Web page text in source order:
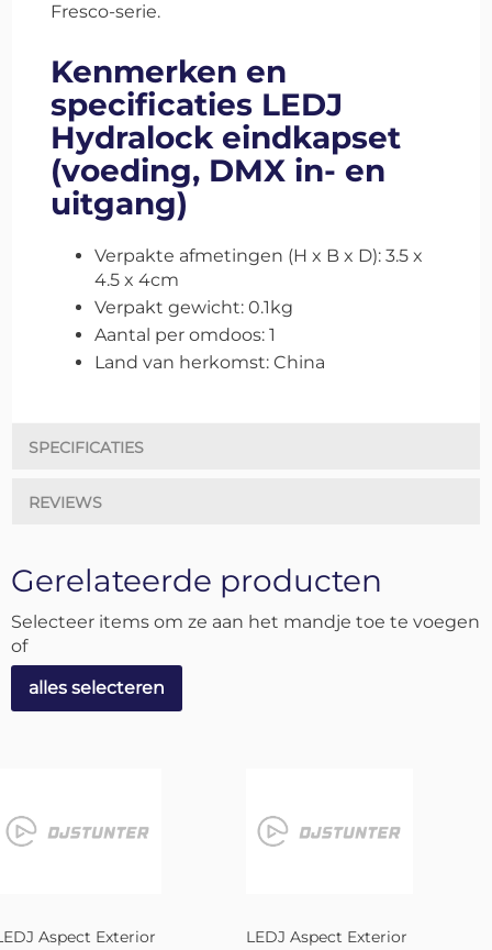
Fresco-serie.
Kenmerken en
specificaties LEDJ
Hydralock eindkapset
(voeding, DMX in- en
uitgang)
Verpakte afmetingen (H x B x D): 3.5 x
4.5 x 4cm
Verpakt gewicht: 0.1kg
Aantal per omdoos: 1
Land van herkomst: China
SPECIFICATIES
REVIEWS
Gerelateerde producten
Selecteer items om ze aan het mandje toe te voegen
of
alles selecteren
Aspect Exterior
LEDJ Aspect Exterior